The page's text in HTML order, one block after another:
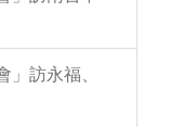
」訪永福、